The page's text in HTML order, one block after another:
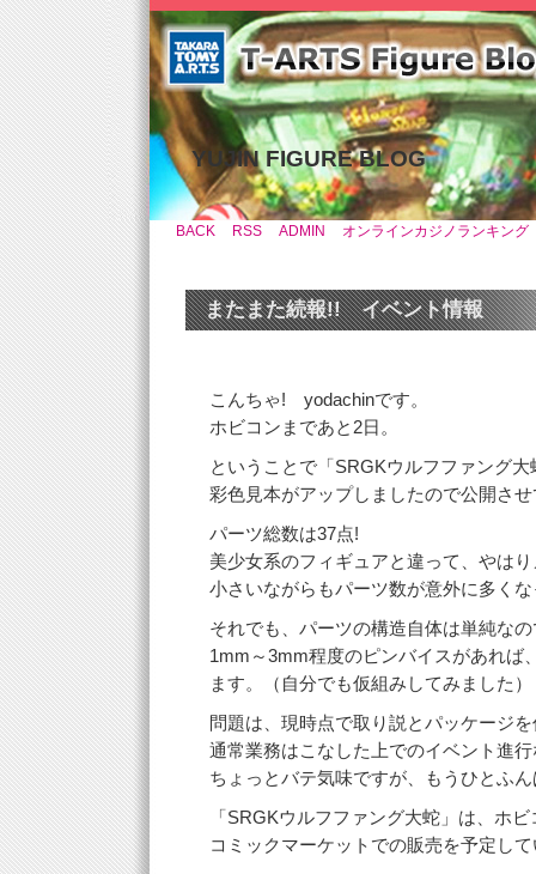
YUJIN FIGURE BLOG
BACK RSS ADMIN オンラインカジノランキング
またまた続報!! イベント情報
こんちゃ! yodachinです。
ホビコンまであと2日。
ということで「SRGKウルフファング大
彩色見本がアップしましたので公開さ
パーツ総数は37点!
美少女系のフィギュアと違って、やは
小さいながらもパーツ数が意外に多く
それでも、パーツの構造自体は単純なの
1mm～3mm程度のピンバイスがあれば
ます。（自分でも仮組みしてみました）
問題は、現時点で取り説とパッケージ
通常業務はこなした上でのイベント進
ちょっとバテ気味ですが、もうひとふ
「SRGKウルフファング大蛇」は、ホ
コミックマーケットでの販売を予定し